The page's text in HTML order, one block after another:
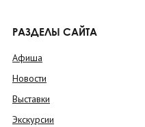
РАЗДЕЛЫ САЙТА
Афиша
Новости
Выставки
Экскурсии